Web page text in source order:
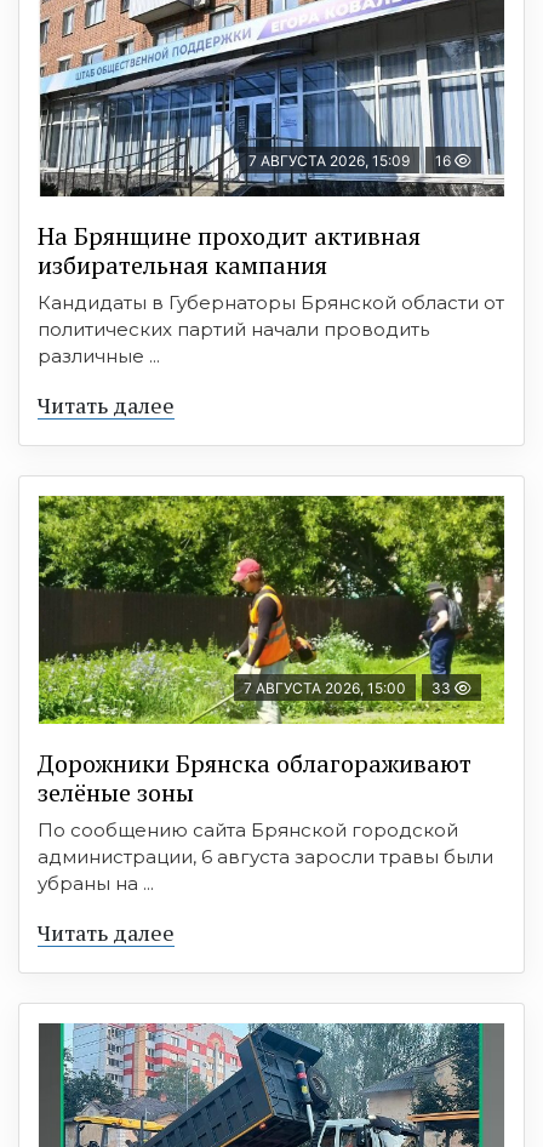
7 АВГУСТА 2026, 15:09 16
На Брянщине проходит активная
избирательная кампания
Кандидаты в Губернаторы Брянской области от
политических партий начали проводить
различные ...
Читать далее
7 АВГУСТА 2026, 15:00 33
Дорожники Брянска облагораживают
зелёные зоны
По сообщению сайта Брянской городской
администрации, 6 августа заросли травы были
убраны на ...
Читать далее